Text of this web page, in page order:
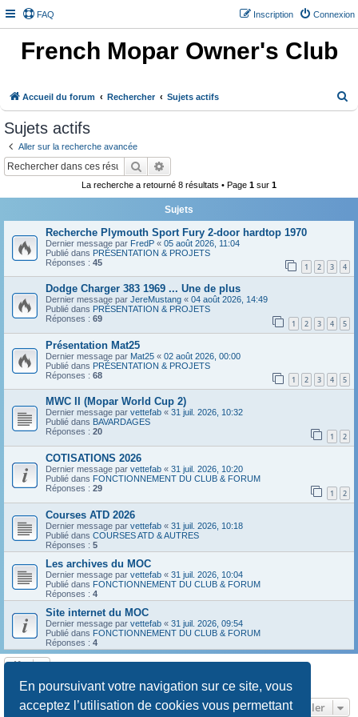
En poursuivant votre navigation sur ce site, vous
acceptez l’utilisation de cookies vous permettant
FAQ Connexion
Inscription
French Mopar Owner's Club
Accueil du forum Rechercher Sujets actifs
Sujets actifs
Aller sur la recherche avancée
Rechercher
La recherche a retourné 8 résultats • Page 1 sur 1
Sujets
Recherche Plymouth Sport Fury 2-door hardtop 1970
Dernier message par FredP « 05 août 2026, 11:04
Publié dans PRÉSENTATION & PROJETS
Réponses : 45 1 2 3 4
Dodge Charger 383 1969 ... Une de plus
Dernier message par JereMustang « 04 août 2026, 14:49
Publié dans PRÉSENTATION & PROJETS
Réponses : 69 1 2 3 4 5
Présentation Mat25
Dernier message par Mat25 « 02 août 2026, 00:00
Publié dans PRÉSENTATION & PROJETS
Réponses : 68 1 2 3 4 5
MWC II (Mopar World Cup 2)
Dernier message par vettefab « 31 juil. 2026, 10:32
Publié dans BAVARDAGES
Réponses : 20 1 2
COTISATIONS 2026
Dernier message par vettefab « 31 juil. 2026, 10:20
Publié dans FONCTIONNEMENT DU CLUB & FORUM
Réponses : 29 1 2
Courses ATD 2026
Dernier message par vettefab « 31 juil. 2026, 10:18
Publié dans COURSES ATD & AUTRES
Réponses : 5
Les archives du MOC
Dernier message par vettefab « 31 juil. 2026, 10:04
Publié dans FONCTIONNEMENT DU CLUB & FORUM
Réponses : 4
Site internet du MOC
Dernier message par vettefab « 31 juil. 2026, 09:54
Publié dans FONCTIONNEMENT DU CLUB & FORUM
Réponses : 4
La recherche a retourné 8 résultats • Page1
Aller